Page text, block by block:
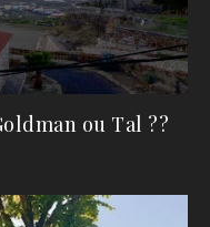
ou Tal ??